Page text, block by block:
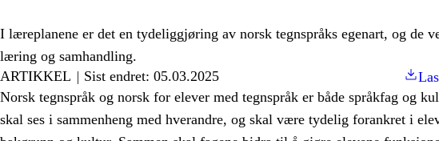
I læreplanene er det en tydeliggjøring av norsk tegnspråks egenart, og de
læring og samhandling.
ARTIKKEL
Sist endret: 05.03.2025
Norsk tegnspråk og norsk for elever med tegnspråk er både språkfag og
skal ses i sammenheng med hverandre, og skal være tydelig forankret i